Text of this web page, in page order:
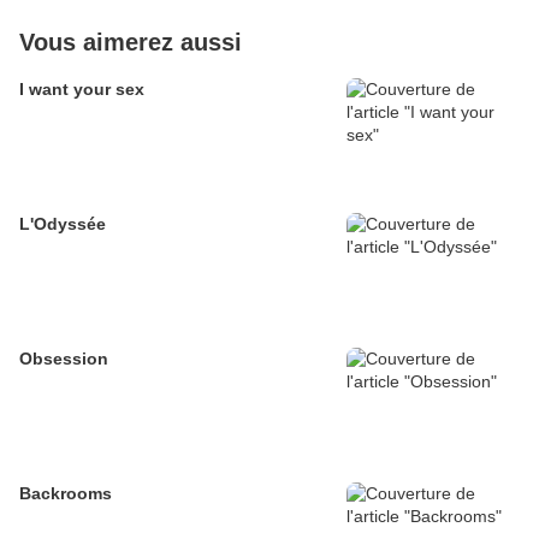
Vous aimerez aussi
I want your sex
L'Odyssée
Obsession
Backrooms